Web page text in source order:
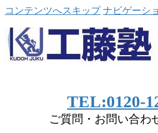
コンテンツへスキップ ナビゲーシ
TEL:0120-
ご質問・お問い合わ